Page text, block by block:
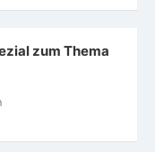
zum Thema